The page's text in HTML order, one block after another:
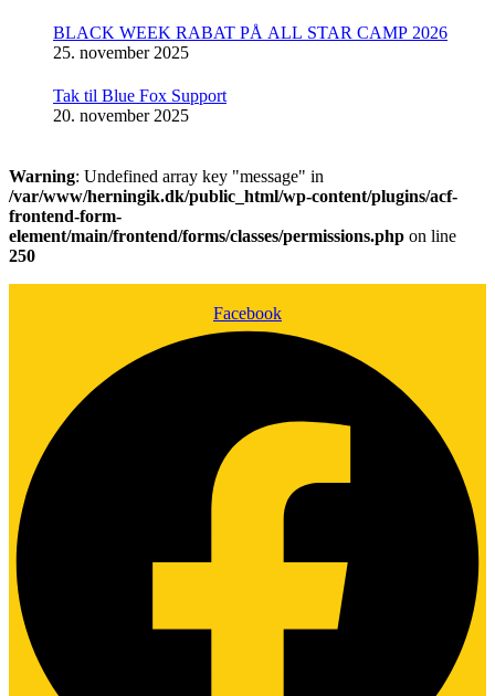
BLACK WEEK RABAT PÅ ALL STAR CAMP 2026
25. november 2025
Tak til Blue Fox Support
20. november 2025
Warning: Undefined array key "message" in
/var/www/herningik.dk/public_html/wp-content/plugins/acf-
frontend-form-
element/main/frontend/forms/classes/permissions.php on line
250
Facebook